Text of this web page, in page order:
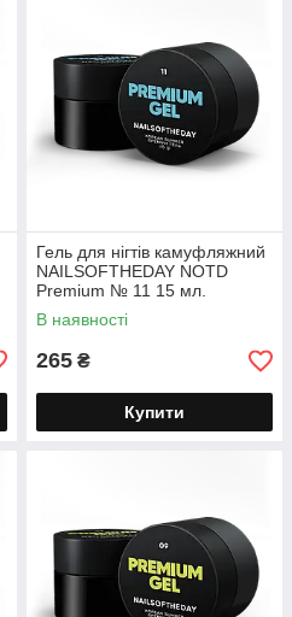
Гель для нігтів камуфляжний
NAILSOFTHEDAY NOTD
Premium № 11 15 мл.
В наявності
265 ₴
Купити